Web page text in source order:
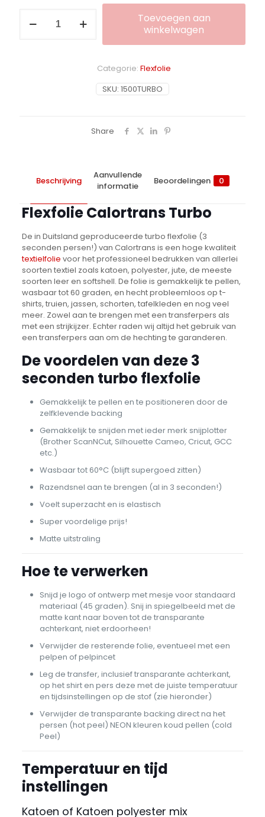
Calortrans
Toevoegen aan
winkelwagen
SKU: 1500TURBO
Categorie: Flexfolie
Share
Beschrijving
Aanvullende
informatie
Beoordelingen 0
Flexfolie Calortrans Turbo
De in Duitsland geproduceerde turbo flexfolie (3
seconden persen!) van Calortrans is een hoge kwaliteit
textielfolie voor het professioneel bedrukken van allerlei
soorten textiel zoals katoen, polyester, jute, de meeste
soorten leer en softshell. De folie is gemakkelijk te pellen,
wasbaar tot 60 graden, en hecht probleemloos op t-
shirts, truien, jassen, schorten, tafelkleden en nog veel
meer. Zowel aan te brengen met een transferpers als
met een strijkijzer. Echter raden wij altijd het gebruik van
een transferpers aan om de hechting te garanderen.
De voordelen van deze 3
seconden turbo flexfolie
Gemakkelijk te pellen en te positioneren door de
zelfklevende backing
Gemakkelijk te snijden met ieder merk snijplotter
(Brother ScanNCut, Silhouette Cameo, Cricut, GCC
etc.)
Wasbaar tot 60°C (blijft supergoed zitten)
Razendsnel aan te brengen (al in 3 seconden!)
Voelt superzacht en is elastisch
Super voordelige prijs!
Matte uitstraling
Hoe te verwerken
Snijd je logo of ontwerp met mesje voor standaard
materiaal (45 graden). Snij in spiegelbeeld met de
matte kant naar boven tot de transparante
achterkant, niet erdoorheen!
Verwijder de resterende folie, eventueel met een
pelpen of pelpincet
Leg de transfer, inclusief transparante achterkant,
op het shirt en pers deze met de juiste temperatuur
en tijdsinstellingen op de stof (zie hieronder)
Verwijder de transparante backing direct na het
persen (hot peel) NEON kleuren koud pellen (cold
Peel)
Temperatuur en tijd
instellingen
Katoen of Katoen polyester mix